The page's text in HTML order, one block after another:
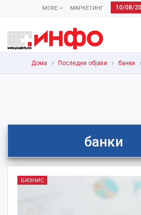
10/08/
МАРКЕТИНГ
MORE
Дома Последни објави банки
банки
БИЗНИС